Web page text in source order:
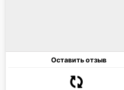
Оставить отзыв